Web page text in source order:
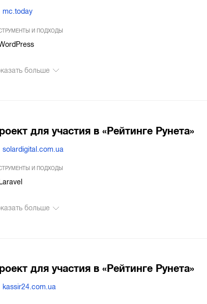
mc.today
И ПОДХОДЫ
больше
для участия в «Рейтинге Рунета»
solardigital.com.ua
И ПОДХОДЫ
Laravel
больше
для участия в «Рейтинге Рунета»
kassir24.com.ua